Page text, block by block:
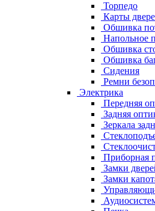
Торпедо
Карты
Обшивка
Напольное
Обшивка
Обшивка
Сидения
Ремни
Электрика
Передняя
Задняя
Зеркала
Приборная
Замки
Замки